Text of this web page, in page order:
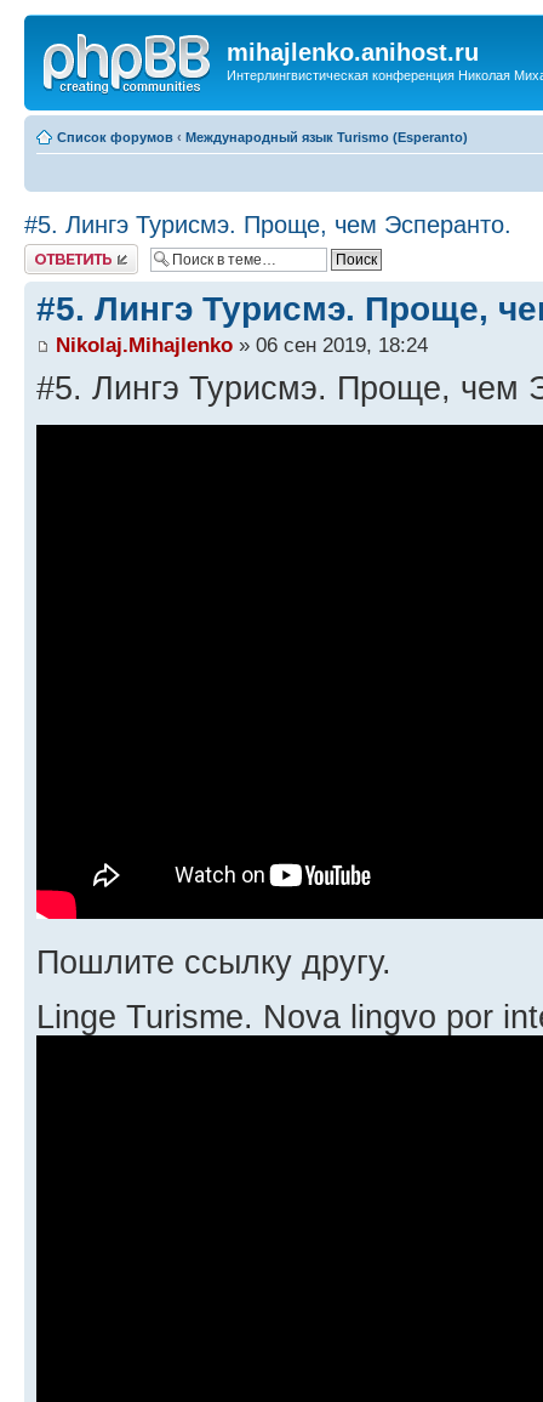
mihajlenko.anihost.ru
Интерлингвистическая конференция Николая
Список форумов ‹ Международный язык Turismo (Esperanto)
#5. Лингэ Турисмэ. Проще, чем Эсперанто.
Ответить
#5. Лингэ Турисмэ. Проще,
Nikolaj.Mihajlenko » 06 сен 2019, 18:24
#5. Лингэ Турисмэ. Проще, чем
Пошлите ссылку другу.
Linge Turisme. Nova lingvo por